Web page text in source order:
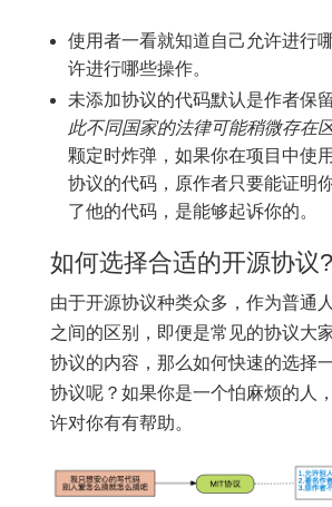
使用者一看就知道自己允许进行
许进行哪些操作。
未添加协议的代码默认是作者保
此不同国家的法律可能稍微存在
颗定时炸弹，如果你在项目中使
协议的代码，原作者只要能证明
了他的代码，是能够起诉你的。
如何选择合适的开源协议?
由于开源协议种类众多，作为普通
之间的区别，即便是常见的协议大
协议的内容，那么如何快速的选择
协议呢？如果你是一个怕麻烦的人
许对你有有帮助。